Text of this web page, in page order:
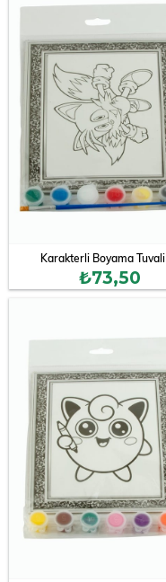
Karakterli Boyama Tuvali
₺73,50